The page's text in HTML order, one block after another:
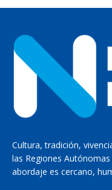
Cultura, tradición,
las Regiones
abordaje es cercano,